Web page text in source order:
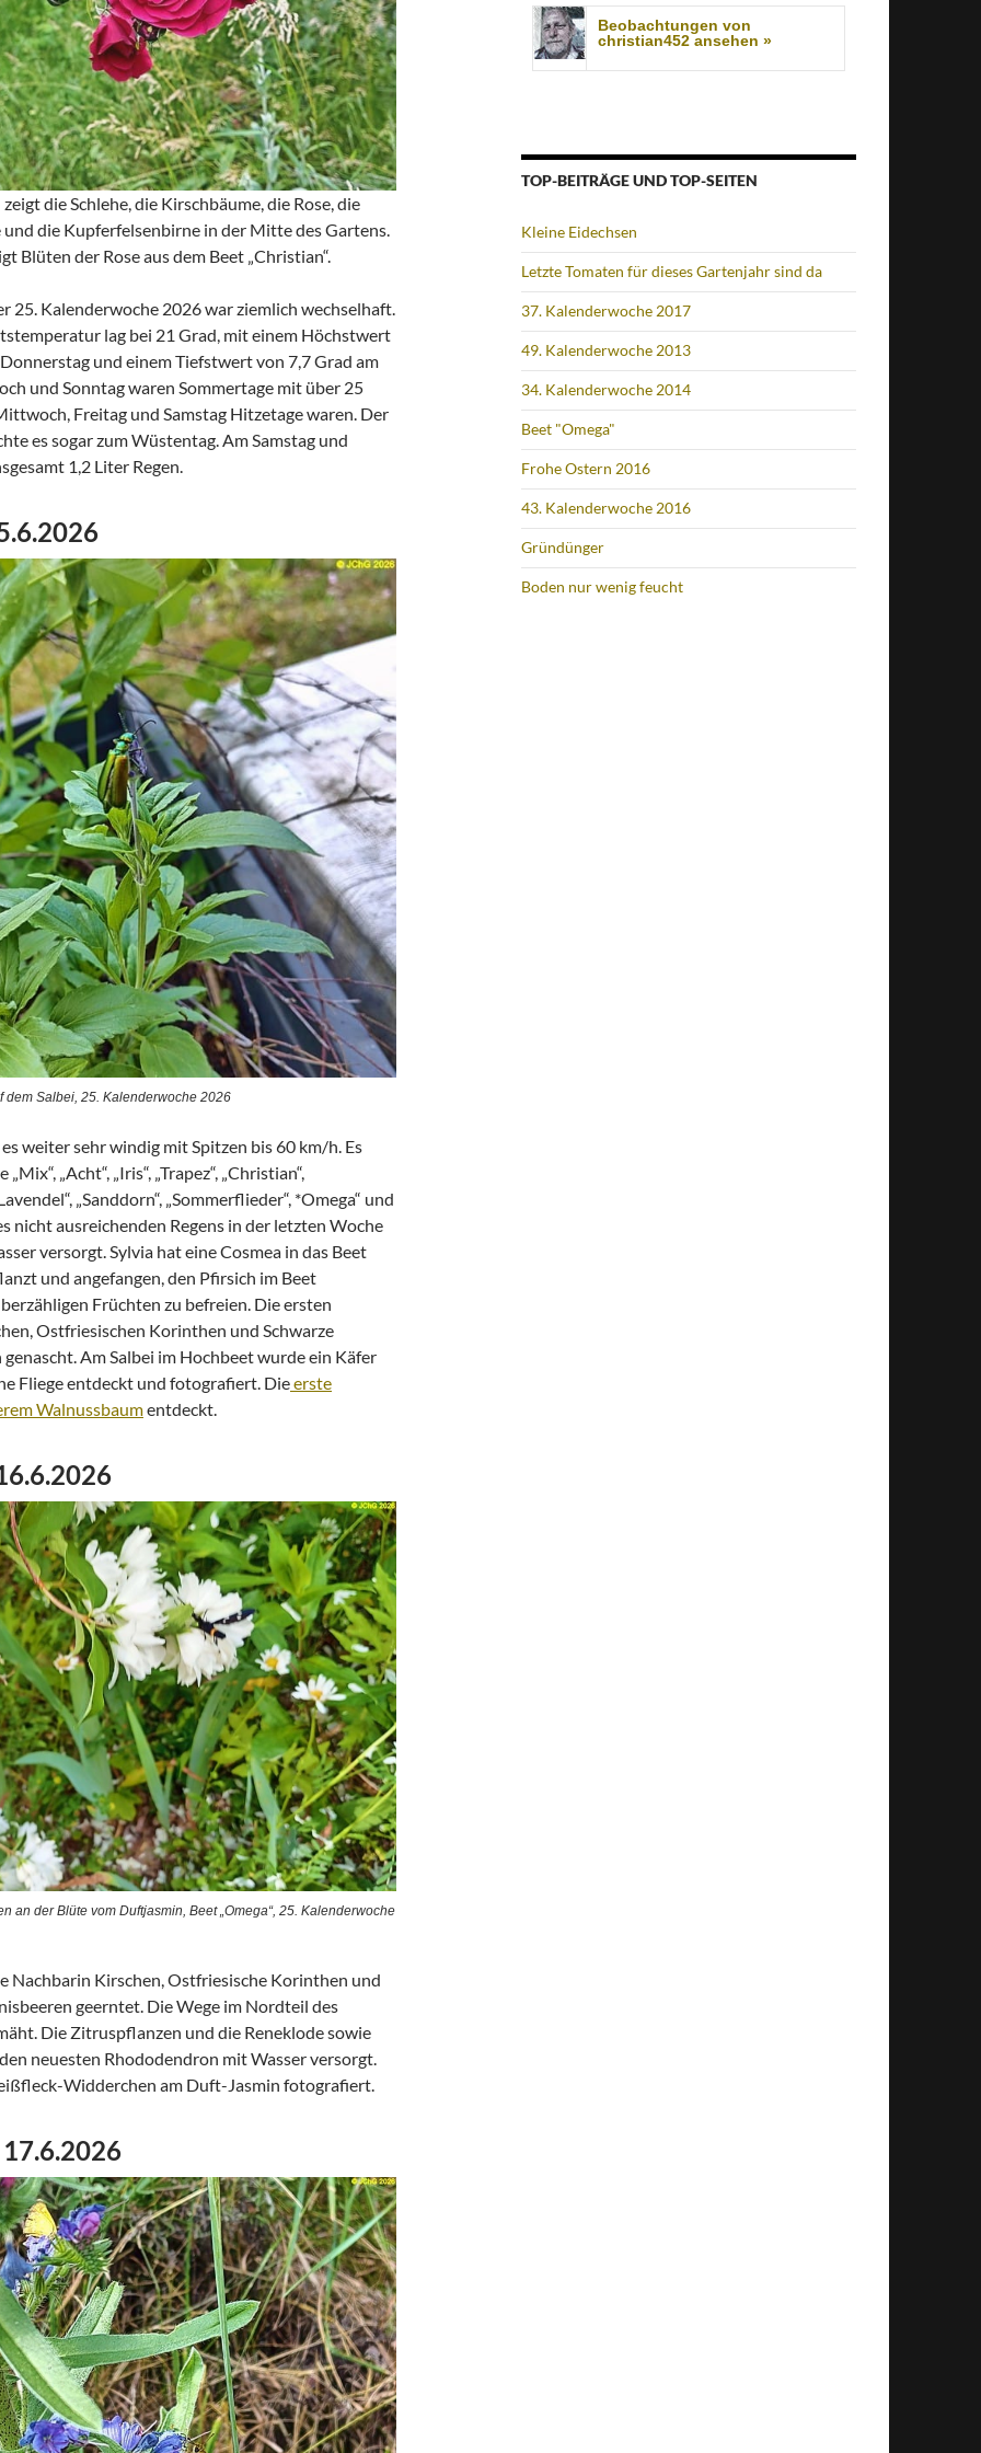
die Schlehe, die Kirschbäume, die Rose, die
die Kupferfelsenbirne in der Mitte des Gartens.
Blüten der Rose aus dem Beet „Christian“.
25. Kalenderwoche 2026 war ziemlich wechselhaft.
lag bei 21 Grad, mit einem Höchstwert
und einem Tiefstwert von 7,7 Grad am
und Sonntag waren Sommertage mit über 25
Freitag und Samstag Hitzetage waren. Der
es sogar zum Wüstentag. Am Samstag und
1,2 Liter Regen.
dem Salbei, 25. Kalenderwoche 2026
weiter sehr windig mit Spitzen bis 60 km/h. Es
„Acht“, „Iris“, „Trapez“, „Christian“,
„Sanddorn“, „Sommerflieder“, *Omega“ und
nicht ausreichenden Regens in der letzten Woche
versorgt. Sylvia hat eine Cosmea in das Beet
und angefangen, den Pfirsich im Beet
Früchten zu befreien. Die ersten
Ostfriesischen Korinthen und Schwarze
Am Salbei im Hochbeet wurde ein Käfer
Fliege entdeckt und fotografiert. Dieerste
Walnussbaumentdeckt.
an der Blüte vom Duftjasmin, Beet „Omega“, 25. Kalenderwoche
Nachbarin Kirschen, Ostfriesische Korinthen und
geerntet. Die Wege im Nordteil des
Die Zitruspflanzen und die Reneklode sowie
neuesten Rhododendron mit Wasser versorgt.
Widderchen am Duft-Jasmin fotografiert.
Beobachtungen von
christian452 ansehen »
TOP-BEITRÄGE UND TOP-SEITEN
Kleine Eidechsen
Letzte Tomaten für dieses Gartenjahr sind da
37. Kalenderwoche 2017
49. Kalenderwoche 2013
34. Kalenderwoche 2014
Beet "Omega"
Frohe Ostern 2016
43. Kalenderwoche 2016
Gründünger
Boden nur wenig feucht